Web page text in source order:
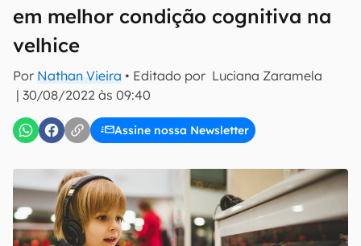
em melhor condição cognitiva na
velhice
Por Nathan Vieira • Editado por Luciana Zaramela
| 30/08/2022 às 09:40
Assine nossa Newsletter
E-mail
inscreva-se
Confirmo que li, aceito e concordo com os Termos de
Uso e Política de Privacidade do Canaltech.